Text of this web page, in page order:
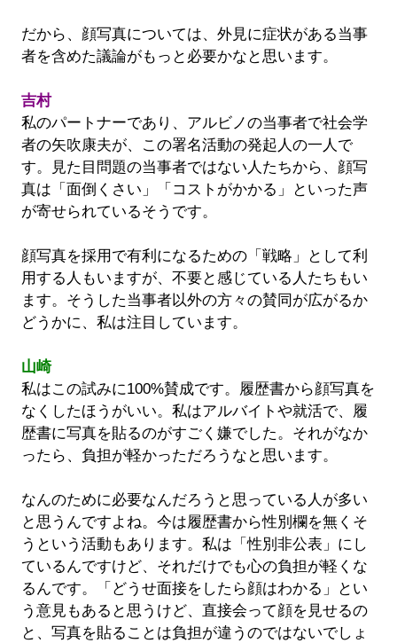
だから、顔写真については、外見に症状がある当事
者を含めた議論がもっと必要かなと思います。
吉村
私のパートナーであり、アルビノの当事者で社会学
者の矢吹康夫が、この署名活動の発起人の一人で
す。見た目問題の当事者ではない人たちから、顔写
真は「面倒くさい」「コストがかかる」といった声
が寄せられているそうです。
顔写真を採用で有利になるための「戦略」として利
用する人もいますが、不要と感じている人たちもい
ます。そうした当事者以外の方々の賛同が広がるか
どうかに、私は注目しています。
山崎
私はこの試みに100%賛成です。履歴書から顔写真を
なくしたほうがいい。私はアルバイトや就活で、履
歴書に写真を貼るのがすごく嫌でした。それがなか
ったら、負担が軽かっただろうなと思います。
なんのために必要なんだろうと思っている人が多い
と思うんですよね。今は履歴書から性別欄を無くそ
うという活動もあります。私は「性別非公表」にし
ているんですけど、それだけでも心の負担が軽くな
るんです。「どうせ面接をしたら顔はわかる」とい
う意見もあると思うけど、直接会って顔を見せるの
と、写真を貼ることは負担が違うのではないでしょ